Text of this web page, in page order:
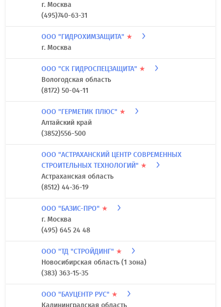
г. Москва
(495)740-63-31
ООО "ГИДРОХИМЗАЩИТА" ★
г. Москва
ООО "СК ГИДРОСПЕЦЗАЩИТА" ★
Вологодская область
(8172) 50-04-11
ООО "ГЕРМЕТИК ПЛЮС" ★
Алтайский край
(3852)556-500
ООО "АСТРАХАНСКИЙ ЦЕНТР СОВРЕМЕННЫХ
СТРОИТЕЛЬНЫХ ТЕХНОЛОГИЙ" ★
Астраханская область
(8512) 44-36-19
ООО "БАЗИС-ПРО" ★
г. Москва
(495) 645 24 48
ООО "ТД "СТРОЙДИНГ" ★
Новосибирская область (1 зона)
(383) 363-15-35
ООО "БАУЦЕНТР РУС" ★